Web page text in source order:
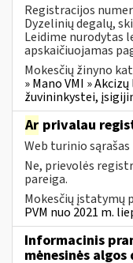
Registracijos
Dyzelinių degalų,
Leidime nurodytas
apskaičiuojamas
Mokesčių žinyno
» Mano VMI »
žuvininkystei,
Ar privalau
Web turinio sąrašas
Ne, prievolės
pareiga.
Mokesčių įstatymų
PVM nuo 2021 m.
Informacinis
mėnesinės